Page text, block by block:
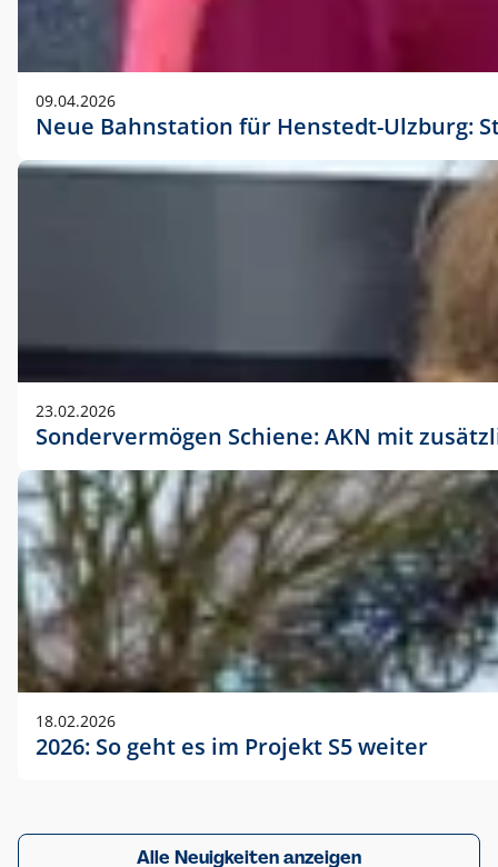
09.04.2026
Neue Bahnstation für Henstedt-Ulzburg:
23.02.2026
Sondervermögen Schiene: AKN mit
18.02.2026
2026: So geht es im Projekt S5 weiter
Alle Neuigkeiten anzeigen